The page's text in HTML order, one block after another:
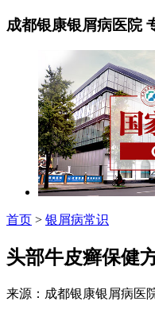
成都银康银屑病医院
首页 > 银屑病常识
头部牛皮癣保健
来源：成都银康银屑病医